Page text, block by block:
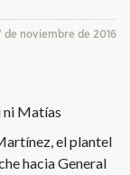
de noviembre de 2016
ni Matías
el plantel
hacia General